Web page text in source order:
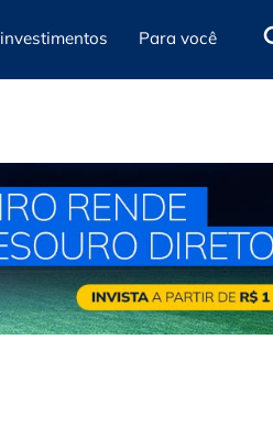
Para você